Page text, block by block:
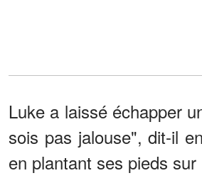
Luke a laissé échapper
sois pas jalouse", dit-il
en plantant ses pieds sur